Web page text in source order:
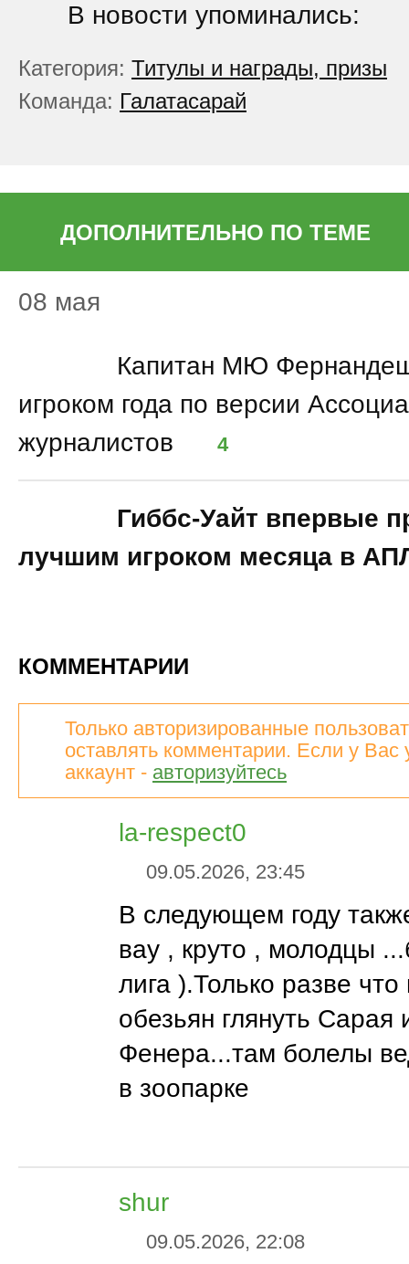
В новости упоминались:
Категория: Титулы и награды, призы
Команда: Галатасарай
ДОПОЛНИТЕЛЬНО ПО ТЕМЕ
08 мая
Капитан МЮ
игроком года по версии
журналистов
4
Гиббс-Уайт впервые
лучшим игроком месяца в
КОММЕНТАРИИ
Только авторизированные
оставлять комментарии. Если у Вас
аккаунт - авторизуйтесь
la-respect0
09.05.2026, 23:45
В следующем году
вау , круто , молодцы
лига ).Только разве
обезьян глянуть Сарая
Фенера...там болелы
в зоопарке
shur
09.05.2026, 22:08